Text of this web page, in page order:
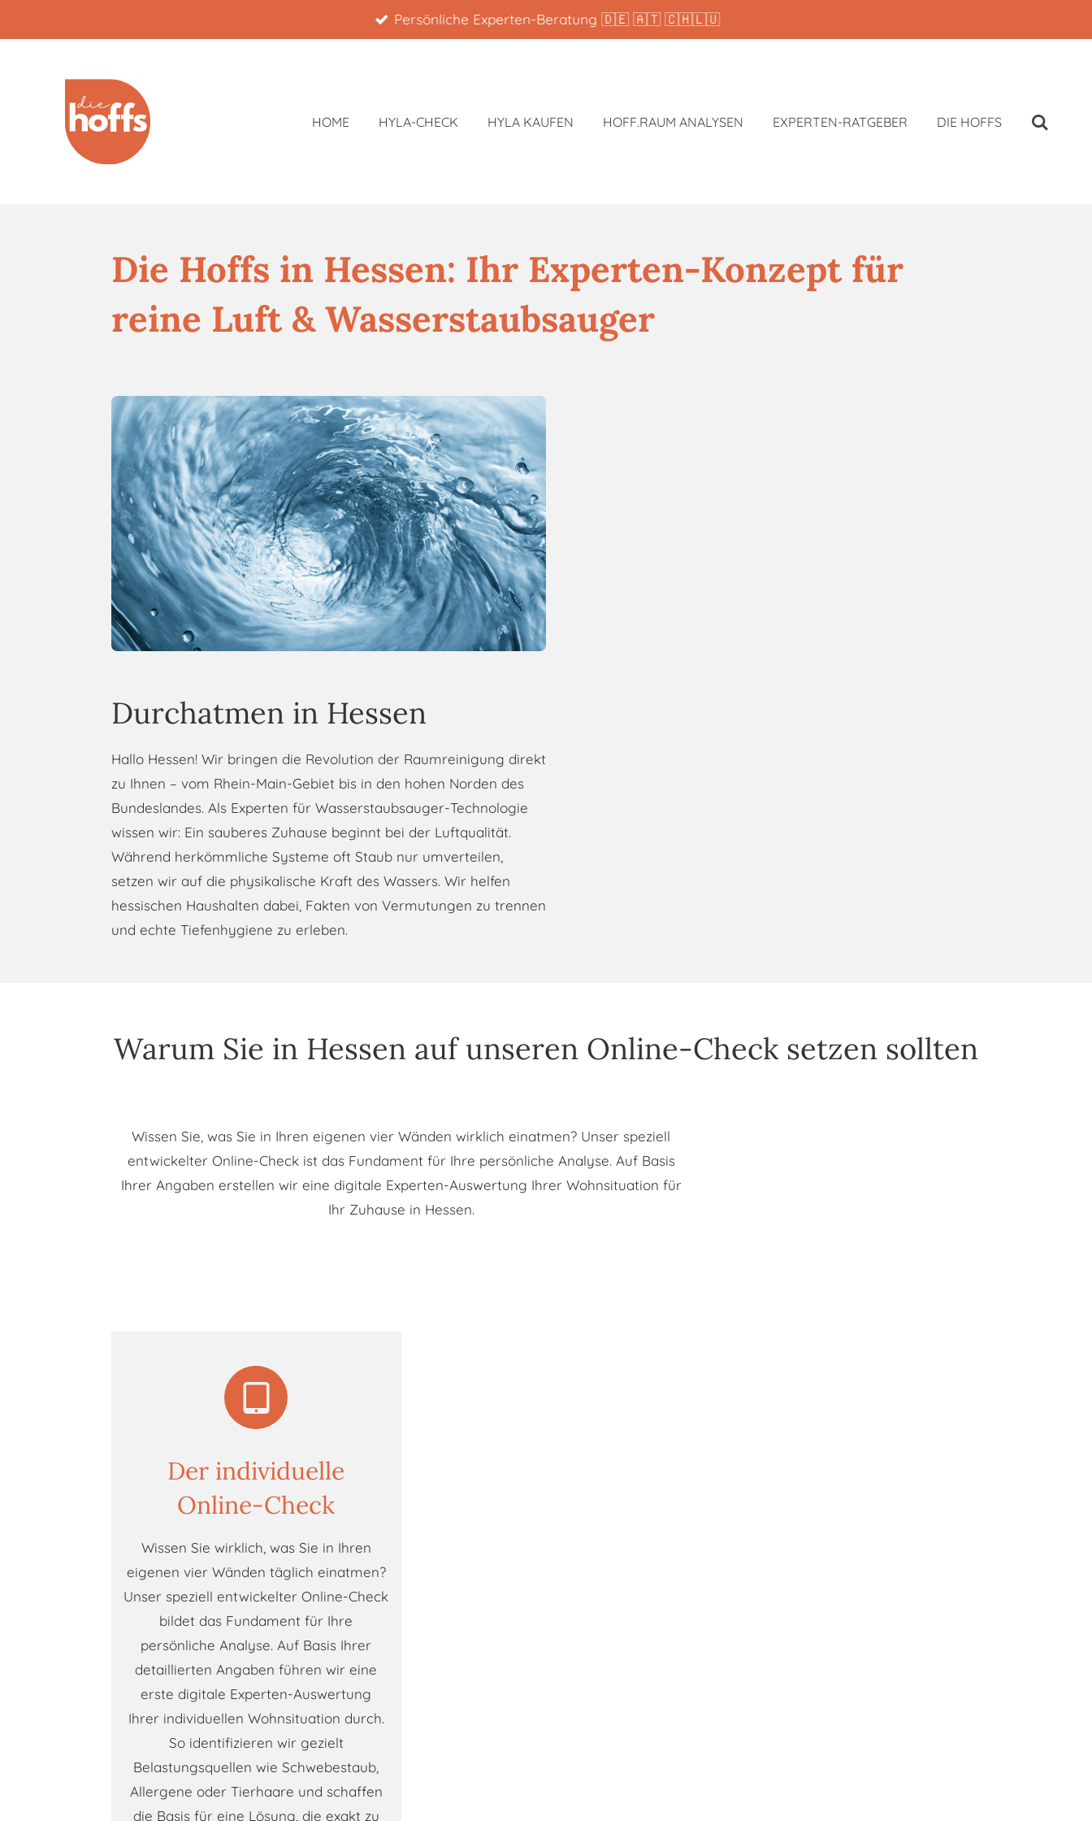
Hauptinhalt
Persönliche Experten-Beratung 🇩🇪 🇦🇹 🇨🇭🇱🇺
HOME HYLA-CHECK HYLA KAUFEN HOFF.RAUM ANALYSEN EXPERTEN-RATGEBER DIE HOFFS
Die Hoffs in Hessen: Ihr Experten-Konzept für
reine Luft & Wasserstaubsauger
Durchatmen in Hessen
Hallo Hessen! Wir bringen die Revolution der Raumreinigung direkt
zu Ihnen – vom Rhein-Main-Gebiet bis in den hohen Norden des
Bundeslandes. Als Experten für Wasserstaubsauger-Technologie
wissen wir: Ein sauberes Zuhause beginnt bei der Luftqualität.
Während herkömmliche Systeme oft Staub nur umverteilen,
setzen wir auf die physikalische Kraft des Wassers. Wir helfen
hessischen Haushalten dabei, Fakten von Vermutungen zu trennen
und echte Tiefenhygiene zu erleben.
Warum Sie in Hessen auf unseren Online-Check setzen sollten
Wissen Sie, was Sie in Ihren eigenen vier Wänden wirklich einatmen? Unser speziell
entwickelter Online-Check ist das Fundament für Ihre persönliche Analyse. Auf Basis
Ihrer Angaben erstellen wir eine digitale Experten-Auswertung Ihrer Wohnsituation für
Ihr Zuhause in Hessen.
Der individuelle
Online-Check
Wissen Sie wirklich, was Sie in Ihren
eigenen vier Wänden täglich einatmen?
Unser speziell entwickelter Online-Check
bildet das Fundament für Ihre
persönliche Analyse. Auf Basis Ihrer
detaillierten Angaben führen wir eine
erste digitale Experten-Auswertung
Ihrer individuellen Wohnsituation durch.
So identifizieren wir gezielt
Belastungsquellen wie Schwebestaub,
Allergene oder Tierhaare und schaffen
die Basis für eine Lösung, die exakt zu